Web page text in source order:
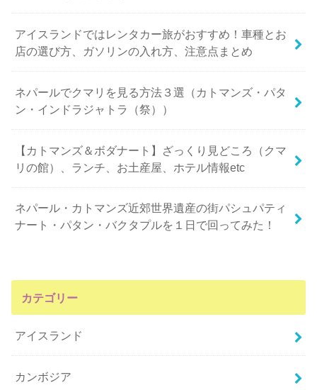
アイスランドではレンタカー旅がおすすめ！車種とお
店の選び方、ガソリンの入れ方、注意点まとめ
ネパールでクマリを見る方法３選（カトマンズ・パタ
ン・インドラジャトラ（祭））
【カトマンズ＆ボダナート】ざっくり見どころ（クマ
リの館）、ランチ、お土産屋、ホテル情報etc
ネパール・カトマンズ近郊世界遺産の街パシュパティ
ナート・パタン・バクタプルを１日で回ってみた！
カテゴリー
アイスランド
カンボジア